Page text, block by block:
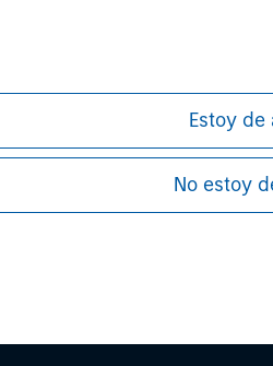
Estoy de
No estoy